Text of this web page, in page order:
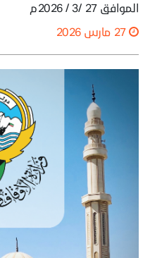
الموافق 27 /3 / 2026م